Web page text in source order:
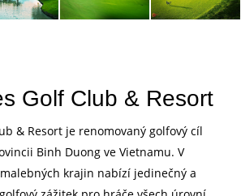
Golf Club & Resort
& Resort je renomovaný golfový cíl
Binh Duong ve Vietnamu. V
krajin nabízí jedinečný a